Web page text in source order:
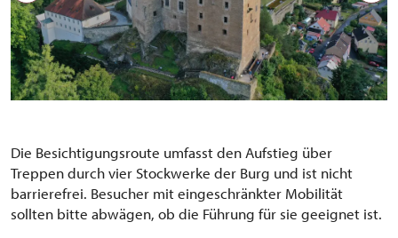
Die Besichtigungsroute umfasst den Aufstieg über
Treppen durch vier Stockwerke der Burg und ist nicht
barrierefrei. Besucher mit eingeschränkter Mobilität
sollten bitte abwägen, ob die Führung für sie geeignet ist.